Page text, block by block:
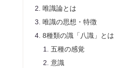
唯識論とは
唯識の思想・特徴
8種類の識「八識」とは
五種の感覚
意識